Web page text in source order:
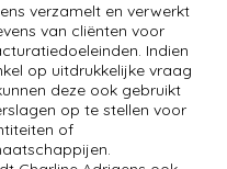
verzamelt en verwerkt
van cliënten voor
Indien
op uitdrukkelijke vraag
deze ook gebruikt
op te stellen voor
of